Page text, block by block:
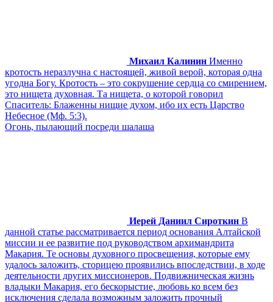
Михаил Калинин Именно
кротость неразлучна с настоящей, живой верой, которая одна
угодна Богу. Кротость – это сокрушение сердца со смирением,
это нищета духовная. Та нищета, о которой говорил
Спаситель: Блаженны нищие духом, ибо их есть Царство
Небесное (Мф. 5:3).
Огонь, пылающий посреди шалаша
Иерей Даниил Сироткин В
данной статье рассматривается период основания Алтайской
миссии и ее развитие под руководством архимандрита
Макария. Те основы духовного просвещения, которые ему
удалось заложить, сторицею проявились впоследствии, в ходе
деятельности других миссионеров. Подвижническая жизнь
владыки Макария, его бескорыстие, любовь ко всем без
исключения сделала возможным заложить прочный